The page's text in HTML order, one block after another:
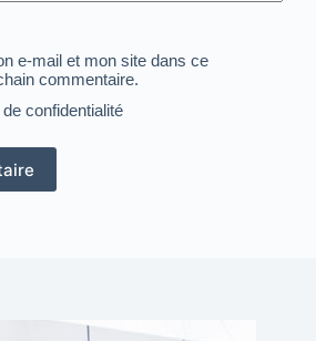
e-mail et mon site dans ce
commentaire.
de confidentialité